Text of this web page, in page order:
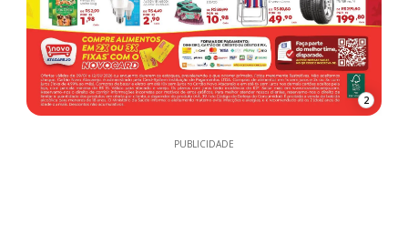
2
PUBLICIDADE